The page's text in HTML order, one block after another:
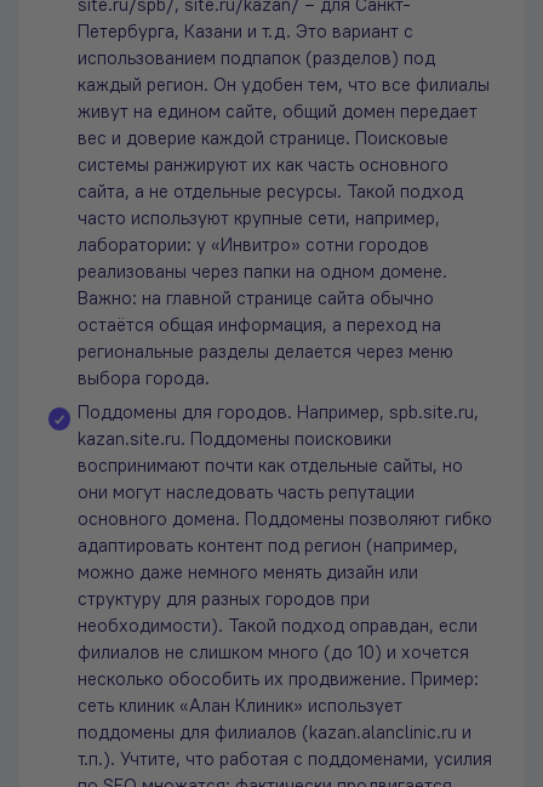
site.ru/spb/, site.ru/kazan/ – для Санкт-
Петербурга, Казани и т.д. Это вариант с
использованием подпапок (разделов) под
каждый регион. Он удобен тем, что все филиалы
живут на едином сайте, общий домен передает
вес и доверие каждой странице. Поисковые
системы ранжируют их как часть основного
сайта, а не отдельные ресурсы. Такой подход
часто используют крупные сети, например,
лаборатории: у «Инвитро» сотни городов
реализованы через папки на одном домене.
Важно: на главной странице сайта обычно
остаётся общая информация, а переход на
региональные разделы делается через меню
выбора города.
Поддомены для городов. Например, spb.site.ru,
kazan.site.ru. Поддомены поисковики
воспринимают почти как отдельные сайты, но
они могут наследовать часть репутации
основного домена. Поддомены позволяют гибко
адаптировать контент под регион (например,
можно даже немного менять дизайн или
структуру для разных городов при
необходимости). Такой подход оправдан, если
филиалов не слишком много (до 10) и хочется
несколько обособить их продвижение. Пример:
сеть клиник «Алан Клиник» использует
поддомены для филиалов (kazan.alanclinic.ru и
т.п.). Учтите, что работая с поддоменами, усилия